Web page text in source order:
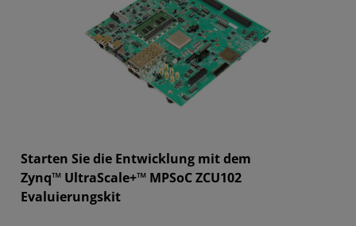
Starten Sie die Entwicklung mit dem
Zynq™ UltraScale+™ MPSoC ZCU102
Evaluierungskit